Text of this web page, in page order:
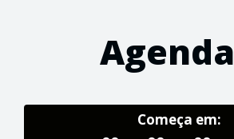
Agenda
Começa em: